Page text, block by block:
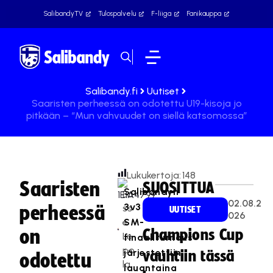
SalibandyTV Tulospalvelu F-liiga Fanikauppa
Salibandy.fi
Uutiset
Saaristen perheessä on odotettu U19-kisoja jo
pitkään – “Mun vahvuudet on siellä katsomossa”
Saaristen
perheessä
on
odotettu
La
ss
e
Le
po
la
Lukukertoja:148
Salibandyn
3v3
SM-
finaaliturnaus
järjestettiin
lauantaina
SUOSITTUA
UUTISET
02.08.2
026
Champions Cup
vauhtiin tässä